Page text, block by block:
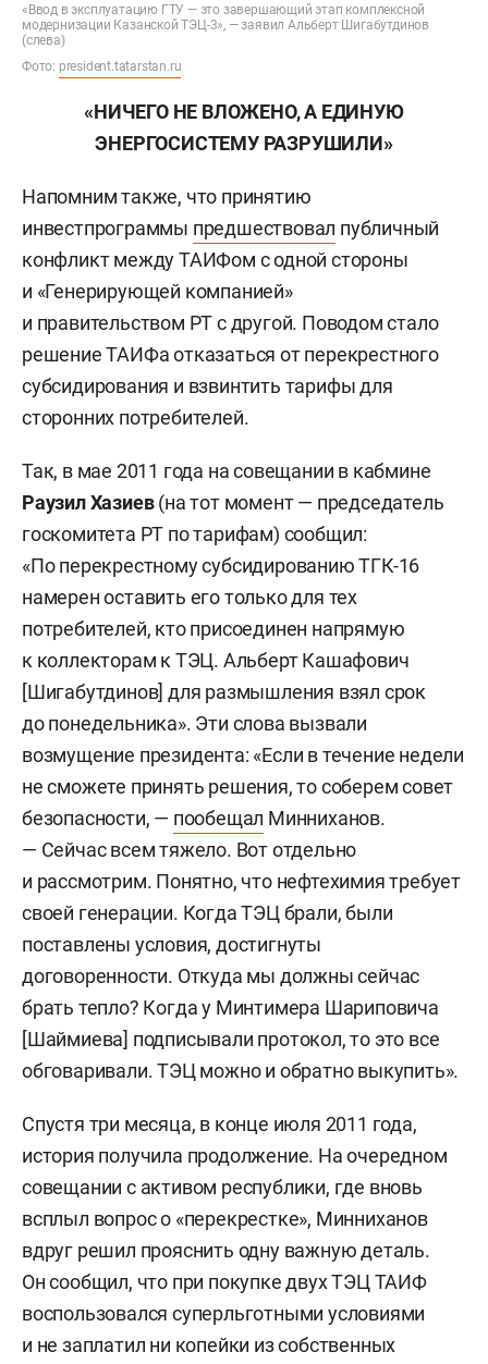
«Ввод в эксплуатацию ГТУ — это завершающий этап комплексной
модернизации Казанской ТЭЦ-3», — заявил Альберт Шигабутдинов
(слева)
Фото: president.tatarstan.ru
«НИЧЕГО НЕ ВЛОЖЕНО, А ЕДИНУЮ
ЭНЕРГОСИСТЕМУ РАЗРУШИЛИ»
Напомним также, что принятию
инвестпрограммы предшествовал публичный
конфликт между ТАИФом с одной стороны
и «Генерирующей компанией»
и правительством РТ с другой. Поводом стало
решение ТАИФа отказаться от перекрестного
субсидирования и взвинтить тарифы для
сторонних потребителей.
Так, в мае 2011 года на совещании в кабмине
Раузил Хазиев(на тот момент — председатель
госкомитета РТ по тарифам) сообщил:
«По перекрестному субсидированию ТГК-16
намерен оставить его только для тех
потребителей, кто присоединен напрямую
к коллекторам к ТЭЦ. Альберт Кашафович
[Шигабутдинов] для размышления взял срок
до понедельника». Эти слова вызвали
возмущение президента: «Если в течение недели
не сможете принять решения, то соберем совет
безопасности, — пообещал Минниханов.
— Сейчас всем тяжело. Вот отдельно
и рассмотрим. Понятно, что нефтехимия требует
своей генерации. Когда ТЭЦ брали, были
поставлены условия, достигнуты
договоренности. Откуда мы должны сейчас
брать тепло? Когда у Минтимера Шариповича
[Шаймиева] подписывали протокол, то это все
обговаривали. ТЭЦ можно и обратно выкупить».
Спустя три месяца, в конце июля 2011 года,
история получила продолжение. На очередном
совещании с активом республики, где вновь
всплыл вопрос о «перекрестке», Минниханов
вдруг решил прояснить одну важную деталь.
Он сообщил, что при покупке двух ТЭЦ ТАИФ
воспользовался суперльготными условиями
и не заплатил ни копейки из собственных